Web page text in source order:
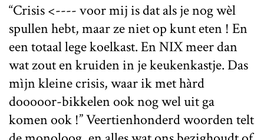
“Crisis <---- voor mij is dat als je nog wèl
spullen hebt, maar ze niet op kunt eten ! En
een totaal lege koelkast. En NIX meer dan
wat zout en kruiden in je keukenkastje. Das
mìjn kleine crisis, waar ik met hàrd
dooooor-bikkelen ook nog wel uit ga
komen ook !” Veertienhonderd woorden telt